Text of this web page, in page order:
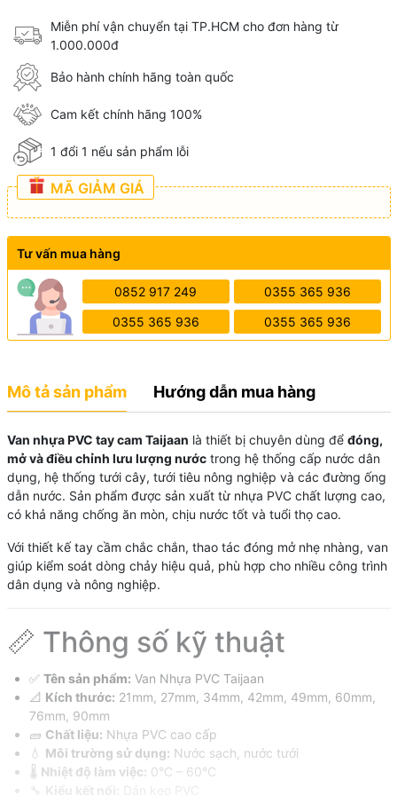
Miễn phí vận chuyển tại TP.HCM cho đơn hàng từ
1.000.000đ
Bảo hành chính hãng toàn quốc
Cam kết chính hãng 100%
1 đổi 1 nếu sản phẩm lỗi
MÃ GIẢM GIÁ
Tư vấn mua hàng
0852 917 249 0355 365 936
0355 365 936 0355 365 936
Mô tả sản phẩm Hướng dẫn mua hàng
Van nhựa PVC tay cam Taijaan là thiết bị chuyên dùng để đóng,
mở và điều chỉnh lưu lượng nướctrong hệ thống cấp nước dân
dụng, hệ thống tưới cây, tưới tiêu nông nghiệp và các đường ống
dẫn nước. Sản phẩm được sản xuất từ nhựa PVC chất lượng cao,
có khả năng chống ăn mòn, chịu nước tốt và tuổi thọ cao.
Với thiết kế tay cầm chắc chắn, thao tác đóng mở nhẹ nhàng, van
giúp kiểm soát dòng chảy hiệu quả, phù hợp cho nhiều công trình
dân dụng và nông nghiệp.
📏 Thông số kỹ thuật
✅ Tên sản phẩm: Van Nhựa PVC Taijaan
📐 Kích thước: 21mm, 27mm, 34mm, 42mm, 49mm, 60mm,
76mm, 90mm
🧱 Chất liệu: Nhựa PVC cao cấp
💧 Môi trường sử dụng: Nước sạch, nước tưới
🌡️ Nhiệt độ làm việc: 0°C – 60°C
Kiểu kết nối: Dán keo PVC